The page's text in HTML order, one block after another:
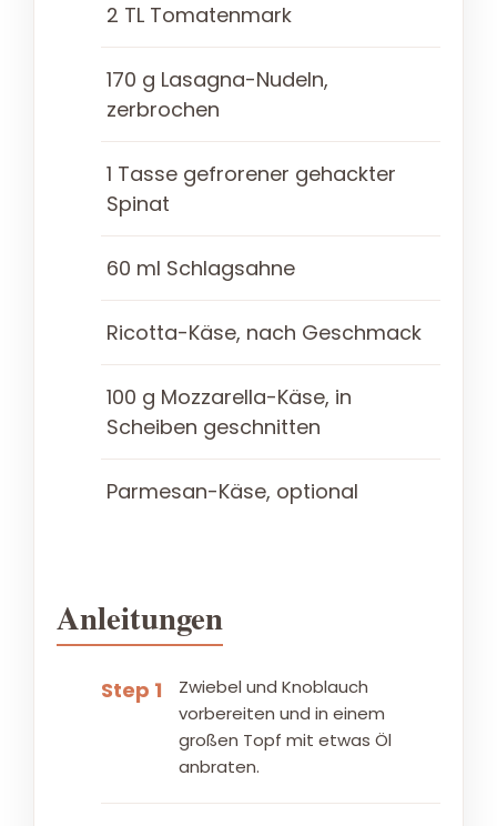
2 TL Tomatenmark
170 g Lasagna-Nudeln,
zerbrochen
1 Tasse gefrorener gehackter
Spinat
60 ml Schlagsahne
Ricotta-Käse, nach Geschmack
100 g Mozzarella-Käse, in
Scheiben geschnitten
Parmesan-Käse, optional
Anleitungen
Step 1
Zwiebel und Knoblauch
vorbereiten und in einem
großen Topf mit etwas Öl
anbraten.